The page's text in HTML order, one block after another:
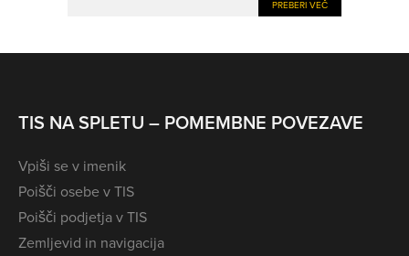
PREBERI VEČ
TIS NA SPLETU – POMEMBNE POVEZAVE
Vpiši se v imenik
Poišči osebe v TIS
Poišči podjetja v TIS
Zemljevid in navigacija